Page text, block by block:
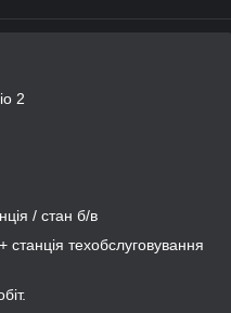
2
/ стан б/в
техобслуговування